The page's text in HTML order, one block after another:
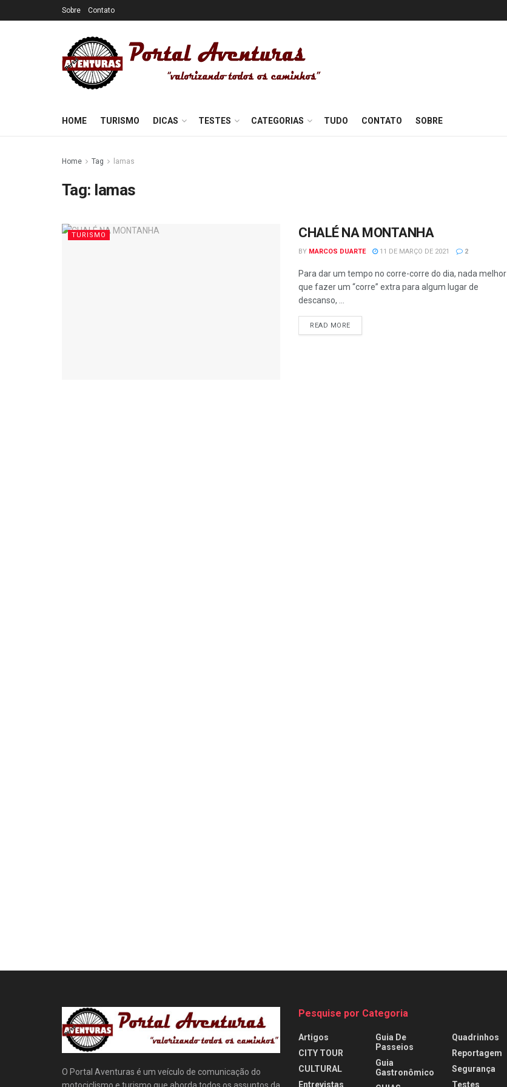
Sobre Contato
HOME TURISMO DICAS TESTES CATEGORIAS TUDO CONTATO SOBRE
Home Tag lamas
Tag: lamas
TURISMO CHALÉ NA MONTANHA
BY MARCOS DUARTE 11 DE MARÇO DE 2021 2
Para dar um tempo no corre-corre do dia, nada melhor
que fazer um “corre” extra para algum lugar de
descanso, ...
READ MORE
O Portal Aventuras é um veículo de comunicação do
Pesquise por Categoria
Artigos
CITY TOUR
CULTURAL
Entrevistas
Guia De
Passeios
Guia
Gastronômico
Quadrinhos
Reportagem
Segurança
Testes